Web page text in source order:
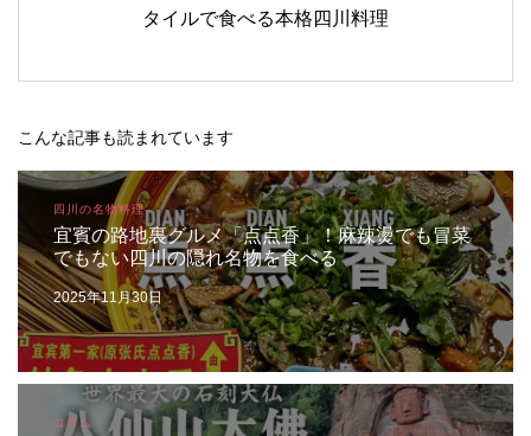
タイルで食べる本格四川料理
こんな記事も読まれています
四川の名物料理
宜賓の路地裏グルメ「点点香」！麻辣燙でも冒菜
でもない四川の隠れ名物を食べる
2025年11月30日
コラム